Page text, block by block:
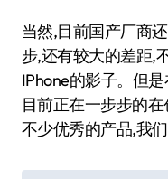
当然,目前国产厂商
步,还有较大的差距,
IPhone的影子。但
目前正在一步步的
不少优秀的产品,我